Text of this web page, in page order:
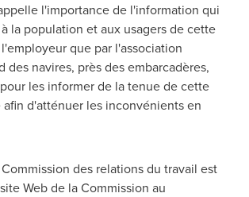
l'importance de l'information qui
la population et aux usagers de cette
que par l'association
des navires, près des embarcadères,
les informer de la tenue de cette
d'atténuer les inconvénients en
des relations du travail est
Web de la Commission au